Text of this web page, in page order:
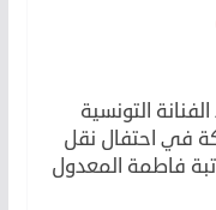
التونسية
في احتفال نقل
فاطمة المعدول